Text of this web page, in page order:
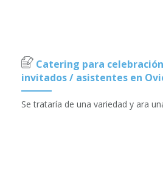
Catering para
invitados / asistentes en
Se trataría de una variedad y ara